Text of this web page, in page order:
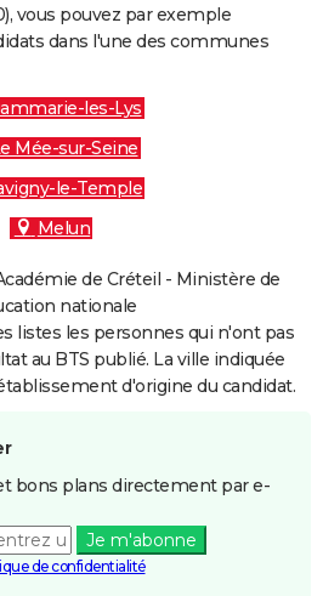
vous pouvez par exemple
dans l'une des communes
les-Lys
Mée-sur-Seine
le-Temple
Melun
de Créteil - Ministère de
nationale
listes les personnes qui n'ont pas
au BTS publié. La ville indiquée
d'origine du candidat.
bons plans directement par e-
Je m'abonne
de confidentialité